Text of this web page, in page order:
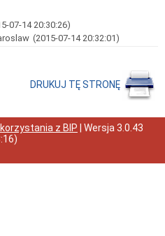
07-14 20:30:26)
(2015-07-14 20:32:01)
DRUKUJ TĘ STRONĘ
z BIP | Wersja 3.0.43
)